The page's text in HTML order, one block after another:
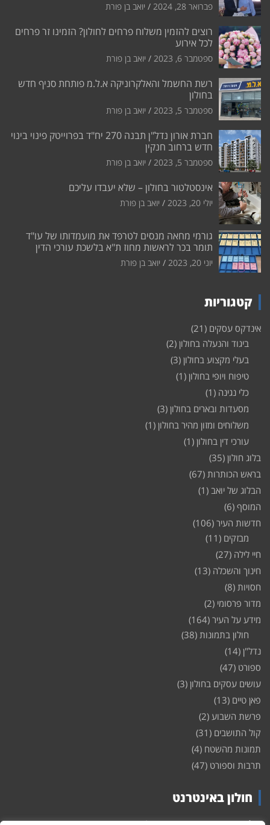
פברואר 28, 2024 יואב בן פורת
רוצים להזמין משלוח פרחים לחולון? הזמינו זר פרחים
לכל אירוע
ספטמבר 6, 2023 יואב בן פורת
רשת החשמל והאלקרוניקה א.ל.מ פותחת סניף חדש
בחולון
ספטמבר 5, 2023 יואב בן פורת
חברת אורון נדל"ן תבנה 270 יח"ד בפרוייטק פינוי בינוי
חדש ברחוב חנקין
ספטמבר 5, 2023 יואב בן פורת
אינסטלטור בחולון – שלא יעבדו עליכם
יולי 20, 2023 יואב בן פורת
גורמי מחאה מנסים לטרפד את מועמדותו של עו"ד
תומר בכר לראשות מחוז ת"א בלשכת עורכי הדין
יוני 20, 2023 יואב בן פורת
קטגוריות
אינדקס עסקים (21)
ביגוד והנעלה בחולון (2)
בעלי מקצוע בחולון (3)
טיפוח ויופי בחולון (1)
כלי נגינה (1)
מסעדות ובארים בחולון (3)
משלוחים ומזון מהיר בחולון (1)
עורכי דין בחולון (1)
בלוג חולון (35)
בראש הכותרות (67)
הבלוג של יואב (1)
המוסף (6)
חדשות העיר (106)
מבזקים (11)
חיי לילה (27)
חינוך והשכלה (13)
חסויות (8)
מדור פרסומי (2)
מידע על העיר (164)
חולון בתמונות (38)
נדל"ן (14)
ספורט (47)
עושים עסקים בחולון (3)
פאן טיים (13)
פרשת השבוע (2)
קול התושבים (31)
תמונות מהשטח (4)
תרבות וספורט (47)
חולון באינטרנט